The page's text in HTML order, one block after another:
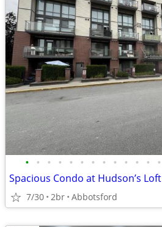
• • • • • • • • • • • • •
Spacious Condo at Hudson’s Loft
7/30 2br Abbotsford